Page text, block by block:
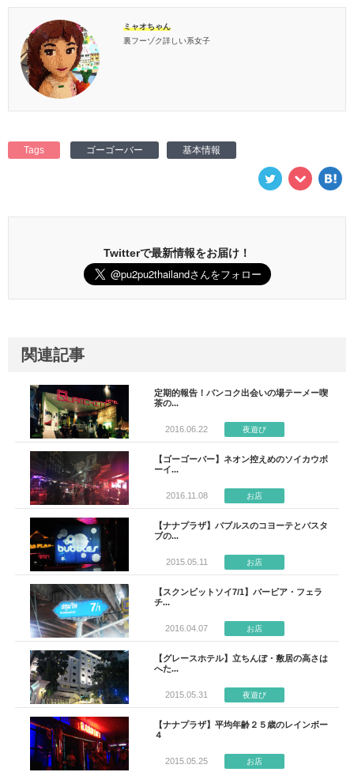
ミャオちゃん
裏フーゾク詳しい系女子
Tags ゴーゴーバー 基本情報
Twitterで最新情報をお届け！
関連記事
定期的報告！バンコク出会いの場テーメー喫
茶の...
2016.06.22 夜遊び
【ゴーゴーバー】ネオン控えめのソイカウボ
ーイ...
2016.11.08 お店
【ナナプラザ】バブルスのコヨーテとバスタ
ブの...
2015.05.11 お店
【スクンビットソイ7/1】バービア・フェラ
チ...
2016.04.07 お店
【グレースホテル】立ちんぼ・敷居の高さは
へた...
2015.05.31 夜遊び
【ナナプラザ】平均年齢２５歳のレインボー
４
2015.05.25 お店